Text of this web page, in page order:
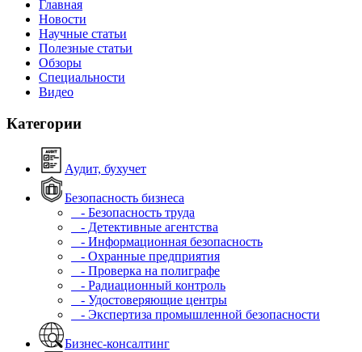
Главная
Новости
Научные статьи
Полезные статьи
Обзоры
Специальности
Видео
Категории
Аудит, бухучет
Безопасность бизнеса
- Безопасность труда
- Детективные агентства
- Информационная безопасность
- Охранные предприятия
- Проверка на полиграфе
- Радиационный контроль
- Удостоверяющие центры
- Экспертиза промышленной безопасности
Бизнес-консалтинг